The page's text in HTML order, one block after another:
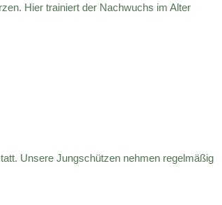
Hier trainiert der Nachwuchs im Alter
Unsere Jungschützen nehmen regelmäßig